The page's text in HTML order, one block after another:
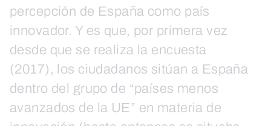
percepción de España como país
innovador. Y es que, por primera vez
desde que se realiza la encuesta
(2017), los ciudadanos sitúan a España
dentro del grupo de “países menos
avanzados de la UE” en materia de